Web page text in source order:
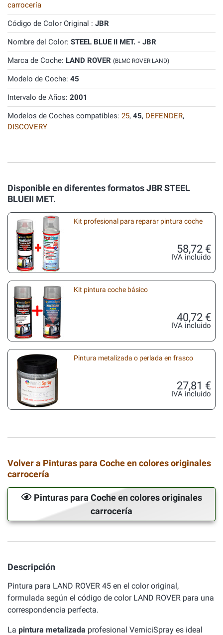
carrocería
Código de Color Original : JBR
Nombre del Color: STEEL BLUE II MET. - JBR
Marca de Coche: LAND ROVER (BLMC ROVER LAND)
Modelo de Coche: 45
Intervalo de Años: 2001
Modelos de Coches compatibles: 25, 45, DEFENDER,
DISCOVERY
Disponible en diferentes formatos JBR STEEL
BLUEII MET.
Kit profesional para reparar pintura coche
58,72 €
IVA incluido
Kit pintura coche básico
40,72 €
IVA incluido
Pintura metalizada o perlada en frasco
27,81 €
IVA incluido
Volver a Pinturas para Coche en colores originales
carrocería
Pinturas para Coche en colores originales
carrocería
Descripción
Pintura para LAND ROVER 45 en el color original,
formulada según el código de color LAND ROVER para una
correspondencia perfecta.
La pintura metalizada profesional VerniciSpray es ideal